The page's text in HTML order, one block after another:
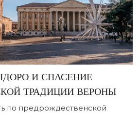
И СПАСЕНИЕ
ТРАДИЦИИ ВЕРОНЫ
по предрождественской